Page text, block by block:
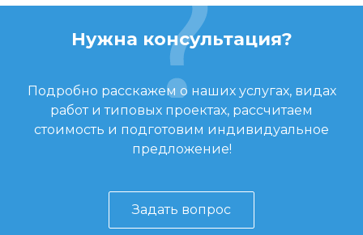
Нужна консультация?
Подробно расскажем о наших услугах, видах
работ и типовых проектах, рассчитаем
стоимость и подготовим индивидуальное
предложение!
Задать вопрос